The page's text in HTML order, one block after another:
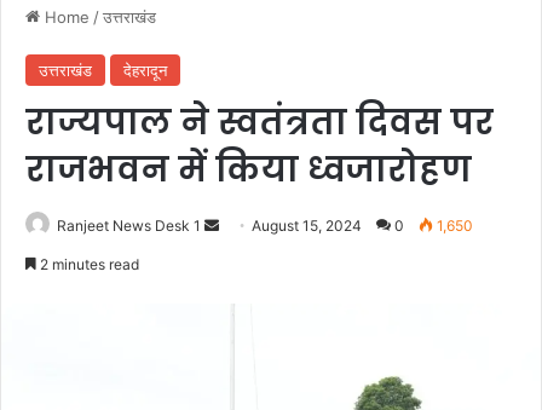
Home /उत्तराखंड
उत्तराखंड देहरादून
राज्यपाल ने स्वतंत्रता दिवस पर
राजभवन में किया ध्वजारोहण
Ranjeet News Desk 1 August 15, 2024 0 1,650
2 minutes read